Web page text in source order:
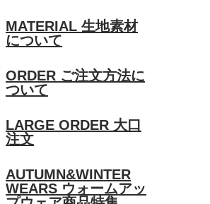
MATERIAL 生地素材
について
ORDER ご注文方法に
ついて
LARGE ORDER 大口
注文
AUTUMN&WINTER
WEARS ウォームアッ